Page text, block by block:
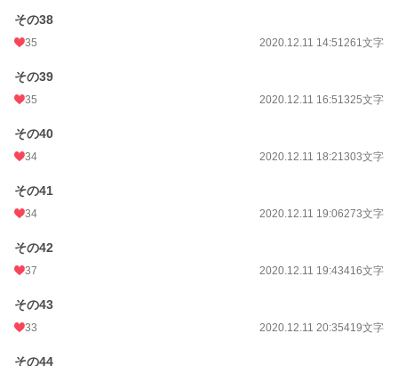
その38
35 2020.12.11 14:51261文字
その39
35 2020.12.11 16:51325文字
その40
34 2020.12.11 18:21303文字
その41
34 2020.12.11 19:06273文字
その42
37 2020.12.11 19:43416文字
その43
33 2020.12.11 20:35419文字
その44